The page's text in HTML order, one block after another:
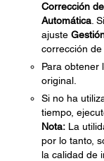
Corrección
Automática .
ajuste
corrección
Para obtener
original.
Si no ha
tiempo,
Nota: La
por lo tanto,
la calidad de